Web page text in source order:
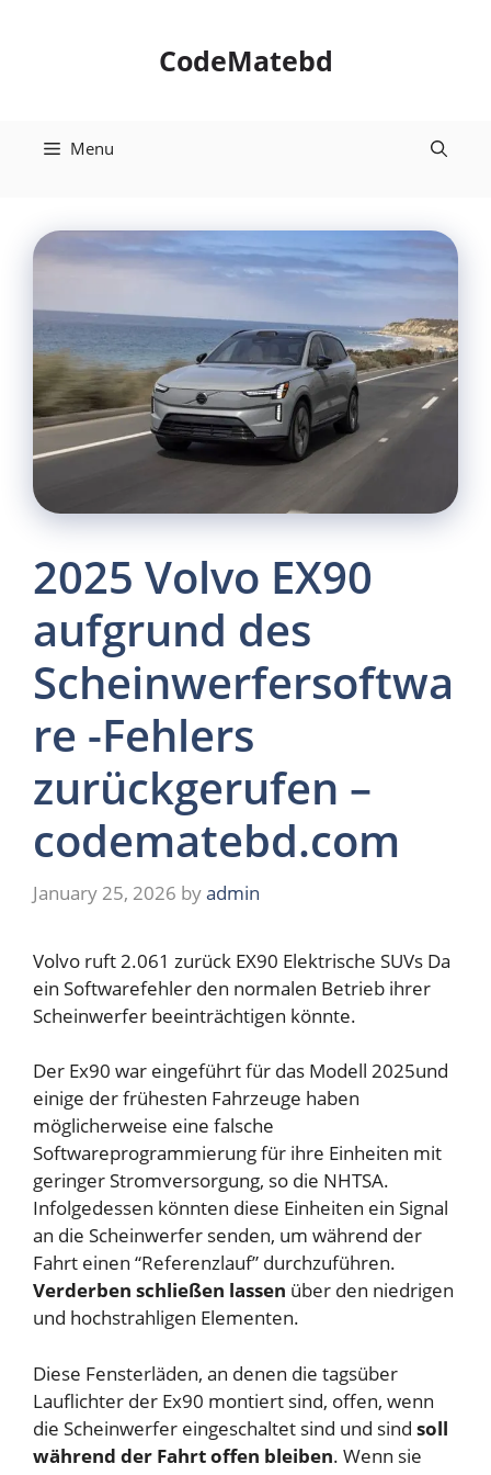
CodeMatebd
Menu
2025 Volvo EX90
aufgrund des
Scheinwerfersoftwa
re -Fehlers
zurückgerufen –
codematebd.com
January 25, 2026 byadmin
Volvo ruft 2.061 zurück EX90 Elektrische SUVs Da
ein Softwarefehler den normalen Betrieb ihrer
Scheinwerfer beeinträchtigen könnte.
Der Ex90 war eingeführt für das Modell 2025und
einige der frühesten Fahrzeuge haben
möglicherweise eine falsche
Softwareprogrammierung für ihre Einheiten mit
geringer Stromversorgung, so die NHTSA.
Infolgedessen könnten diese Einheiten ein Signal
an die Scheinwerfer senden, um während der
Fahrt einen “Referenzlauf” durchzuführen.
Verderben schließen lassen über den niedrigen
und hochstrahligen Elementen.
Diese Fensterläden, an denen die tagsüber
Lauflichter der Ex90 montiert sind, offen, wenn
die Scheinwerfer eingeschaltet sind und sind soll
während der Fahrt offen bleiben. Wenn sie